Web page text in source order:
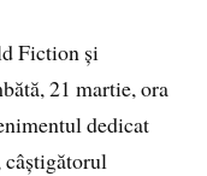
Fiction și
21 martie, ora
dedicat